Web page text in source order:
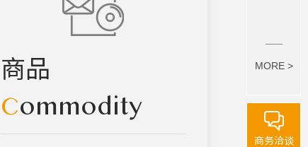
商品
Commodity
MORE >
商务洽谈